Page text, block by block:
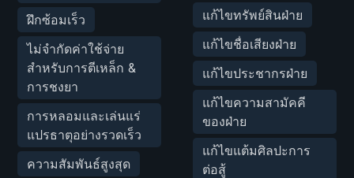
ฝึกซ้อมเร็ว
ไม่จำกัดค่าใช้จ่าย
สำหรับการตีเหล็ก &
การชงยา
การหลอมและเล่นแร่
แปรธาตุอย่างรวดเร็ว
ความสัมพันธ์สูงสุด
แก้ไขทรัพย์สินฝ่าย
แก้ไขชื่อเสียงฝ่าย
แก้ไขประชากรฝ่าย
แก้ไขความสามัคคี
ของฝ่าย
แก้ไขแต้มศิลปะการ
ต่อสู้